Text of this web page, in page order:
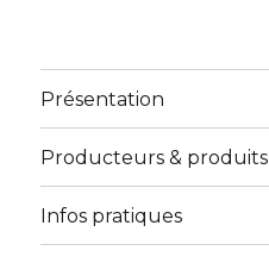
Présentation
Producteurs & produits
Infos pratiques